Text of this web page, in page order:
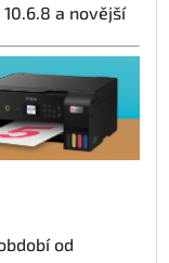
a novější
od